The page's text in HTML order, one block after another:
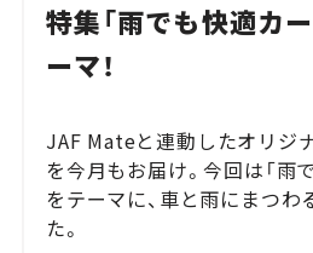
特集「雨でも快適カ
ーマ！
JAF Mateと連動したオリジ
を今月もお届け。今回は「雨
をテーマに、車と雨にまつわ
た。
Traffic
Special
Series
Campaign
人気のハッシュタグ